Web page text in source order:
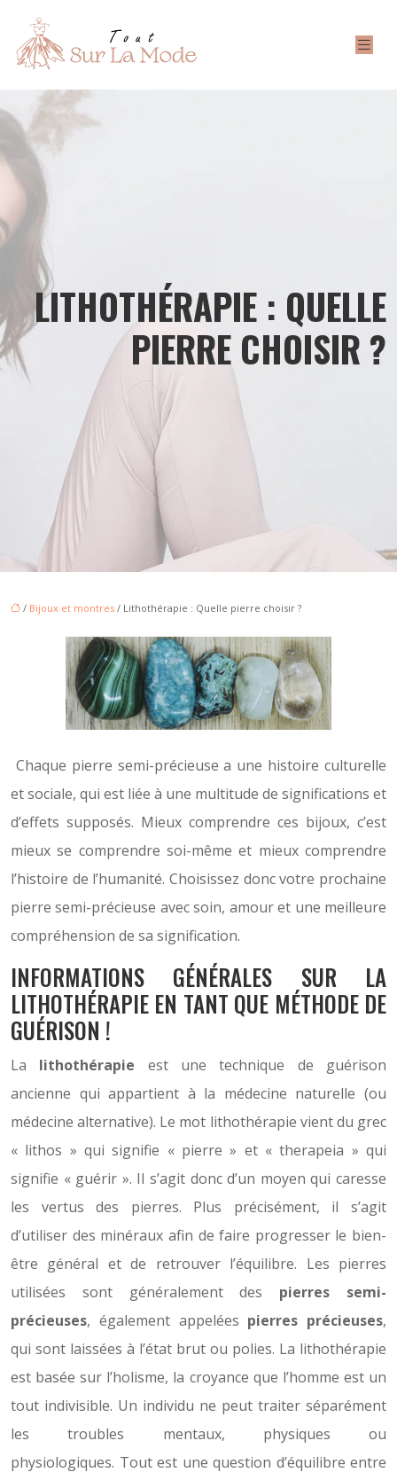
LITHOTHÉRAPIE : QUELLE
PIERRE CHOISIR ?
/ Bijoux et montres / Lithothérapie : Quelle pierre choisir ?
Chaque pierre semi-précieuse a une histoire culturelle
et sociale, qui est liée à une multitude de significations et
d’effets supposés. Mieux comprendre ces bijoux, c’est
mieux se comprendre soi-même et mieux comprendre
l’histoire de l’humanité. Choisissez donc votre prochaine
pierre semi-précieuse avec soin, amour et une meilleure
compréhension de sa signification.
INFORMATIONS GÉNÉRALES SUR LA
LITHOTHÉRAPIE EN TANT QUE MÉTHODE DE
GUÉRISON !
La lithothérapie est une technique de guérison
ancienne qui appartient à la médecine naturelle (ou
médecine alternative). Le mot lithothérapie vient du grec
« lithos » qui signifie « pierre » et « therapeia » qui
signifie « guérir ». Il s’agit donc d’un moyen qui caresse
les vertus des pierres. Plus précisément, il s’agit
d’utiliser des minéraux afin de faire progresser le bien-
être général et de retrouver l’équilibre. Les pierres
utilisées sont généralement des pierres semi-
précieuses, également appelées pierres précieuses,
qui sont laissées à l’état brut ou polies. La lithothérapie
est basée sur l’holisme, la croyance que l’homme est un
tout indivisible. Un individu ne peut traiter séparément
les troubles mentaux, physiques ou
physiologiques. Tout est une question d’équilibre entre